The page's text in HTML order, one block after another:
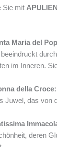
Sie mit
Maria del
im Inneren.
della Croce:
Juwel, das von
deren